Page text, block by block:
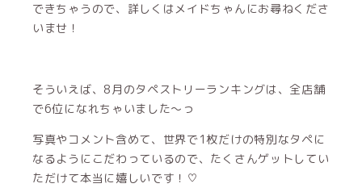
できちゃうので、詳しくはメイドちゃんにお尋ねくださ
いませ！
そういえば、8月のタペストリーランキングは、全店舗
で6位になれちゃいました〜っ
写真やコメント含めて、世界で1枚だけの特別なタペに
なるようにこだわっているので、たくさんゲットしてい
ただけて本当に嬉しいです！♡